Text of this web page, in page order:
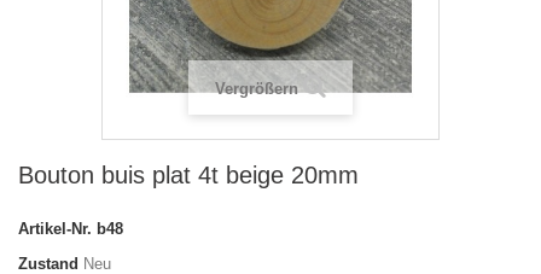
Vergrößern
Bouton buis plat 4t beige 20mm
Artikel-Nr. b48
Zustand Neu